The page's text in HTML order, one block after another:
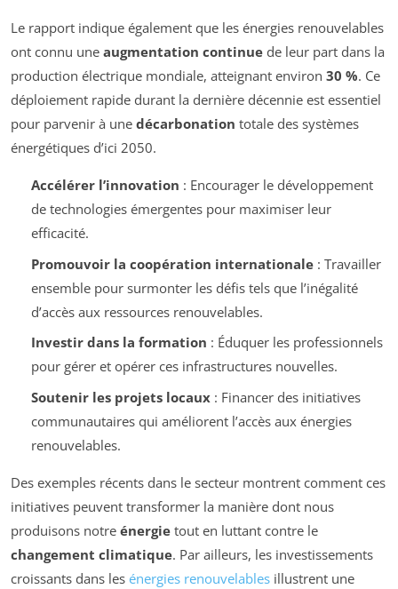
Le rapport indique également que les énergies renouvelables
ont connu une augmentation continue de leur part dans la
production électrique mondiale, atteignant environ 30 %. Ce
déploiement rapide durant la dernière décennie est essentiel
pour parvenir à une décarbonation totale des systèmes
énergétiques d’ici 2050.
Accélérer l’innovation : Encourager le développement
de technologies émergentes pour maximiser leur
efficacité.
Promouvoir la coopération internationale: Travailler
ensemble pour surmonter les défis tels que l’inégalité
d’accès aux ressources renouvelables.
Investir dans la formation : Éduquer les professionnels
pour gérer et opérer ces infrastructures nouvelles.
Soutenir les projets locaux: Financer des initiatives
communautaires qui améliorent l’accès aux énergies
renouvelables.
Des exemples récents dans le secteur montrent comment ces
initiatives peuvent transformer la manière dont nous
produisons notre énergie tout en luttant contre le
changement climatique. Par ailleurs, les investissements
croissants dans les énergies renouvelables illustrent une